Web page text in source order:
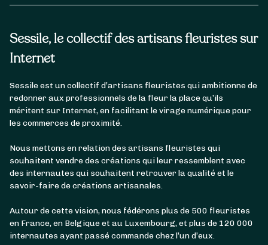
Sessile, le collectif des artisans fleuristes sur
Internet
Sessile est un collectif d’artisans fleuristes qui ambitionne de
redonner aux professionnels de la fleur la place qu’ils
méritent sur Internet, en facilitant le virage numérique pour
les commerces de proximité.
Nous mettons en relation des artisans fleuristes qui
souhaitent vendre des créations qui leur ressemblent avec
des internautes qui souhaitent retrouver la qualité et le
savoir-faire de créations artisanales.
Autour de cette vision, nous fédérons plus de 500 fleuristes
en France, en Belgique et au Luxembourg, et plus de 120 000
internautes ayant passé commande chez l’un d’eux.